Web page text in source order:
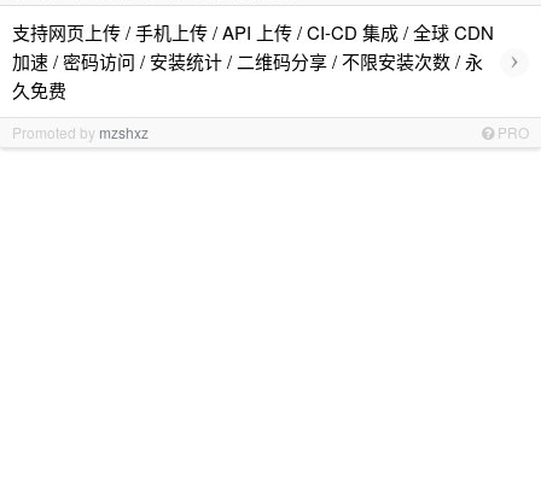
支持网页上传 / 手机上传 / API 上传 / CI-CD 集成 / 全球 CDN
加速 / 密码访问 / 安装统计 / 二维码分享 / 不限安装次数 / 永
久免费
›
Promoted by mzshxz PRO